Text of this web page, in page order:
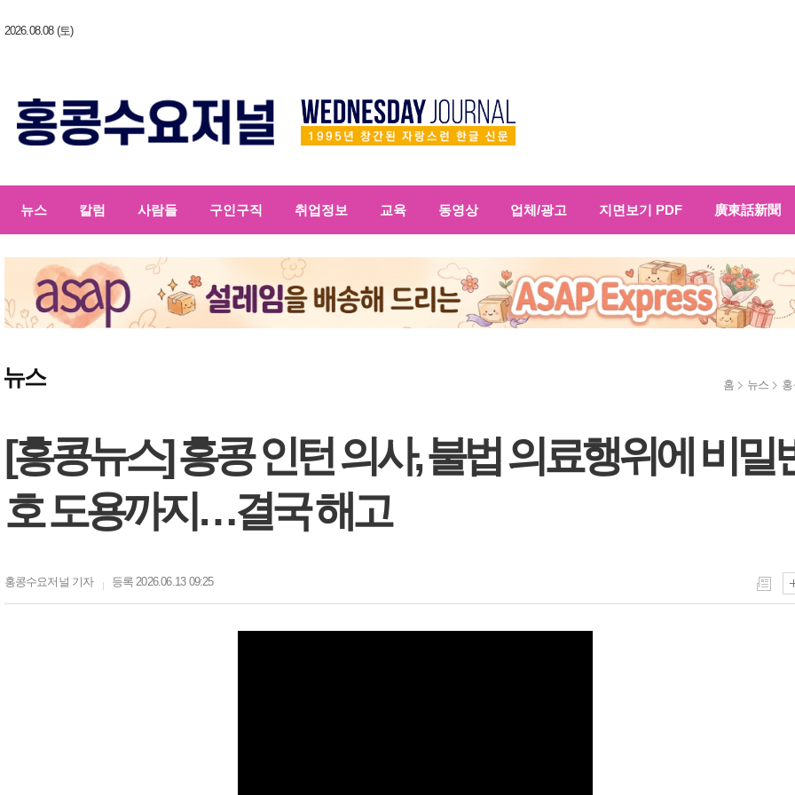
2026.08.08 (토)
뉴스 칼럼 사람들 구인구직 취업정보 교육 동영상 업체/광고 지면보기 PDF 廣東話新聞
뉴스 홈 뉴스
[홍콩뉴스] 홍콩 인턴 의사, 불법 의료행위에 비밀
호 도용까지…결국 해고
홍콩수요저널 기자 등록 2026.06.13 09:25